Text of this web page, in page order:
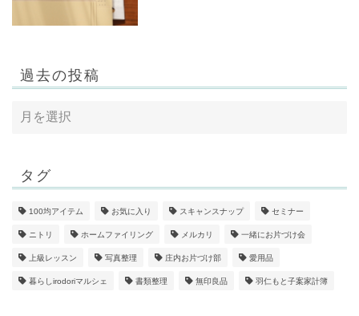
過去の投稿
タグ
100均アイテム お気に入り スキャンスナップ セミナー
ニトリ ホームファイリング メルカリ 一緒にお片づけ会
上級レッスン 写真整理 庄内お片づけ部 愛用品
暮らしirodoriマルシェ 書類整理 無印良品 羽仁もと子案家計簿